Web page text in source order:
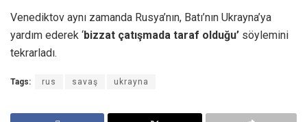
Venediktov aynı zamanda Rusya’nın, Batı’nın Ukrayna’ya
yardım ederek ‘bizzat çatışmada taraf olduğu’ söylemini
tekrarladı.
Tags: rus savaş ukrayna